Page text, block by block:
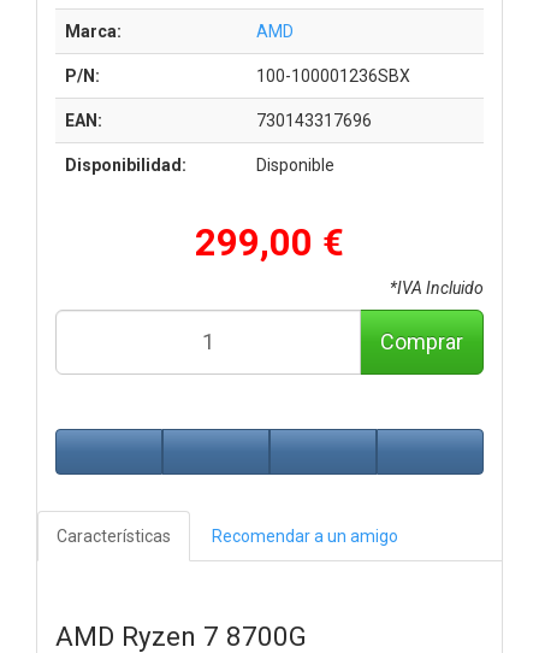
Marca: AMD
P/N: 100-100001236SBX
EAN: 730143317696
Disponibilidad: Disponible
299,00 €
*IVA Incluido
Comprar
Características Recomendar a un amigo
AMD Ryzen 7 8700G